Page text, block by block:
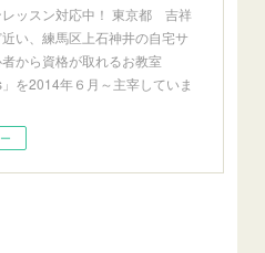
レッスン対応中！ 東京都 吉祥
い、練馬区上石神井の自宅サ
から資格が取れるお教室
」を2014年６月～主宰していま